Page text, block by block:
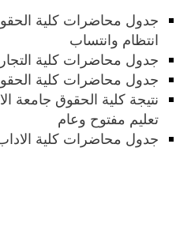
جدول محاضرات كلية
انتظام وانتساب
جدول محاضرات كلية
جدول محاضرات كلية
تعليم مفتوح وعام
جدول محاضرات كلية